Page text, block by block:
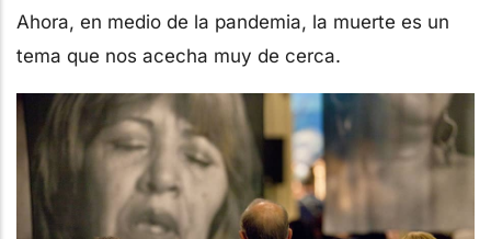
Ahora, en medio de la pandemia, la muerte es un
tema que nos acecha muy de cerca.